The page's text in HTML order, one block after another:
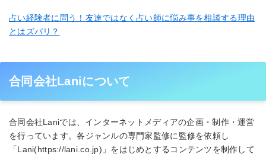
占い経験者に問う！友達ではなく占い師に悩み事を相談する理由
とはズバリ？
合同会社Laniについて
合同会社Laniでは、インターネットメディアの企画・制作・運営
を行っています。各ジャンルの専門家監修に監修を依頼し
「Lani(https://lani.co.jp)」をはじめとするコンテンツを制作して